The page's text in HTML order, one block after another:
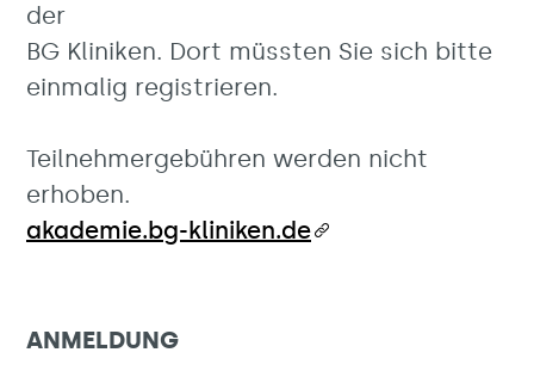
der
BG Kliniken. Dort müssten Sie sich bitte
einmalig registrieren.
Teilnehmergebühren werden nicht
erhoben.
akademie.bg-kliniken.de
ANMELDUNG